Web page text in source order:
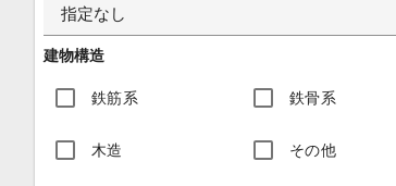
指定なし
建物構造
鉄筋系 鉄骨系
木造 その他